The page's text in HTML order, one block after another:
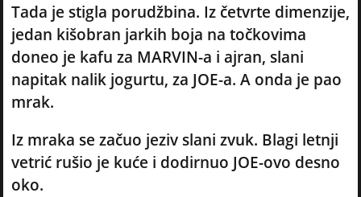
Tada je stigla porudžbina. Iz četvrte dimenzije,
jedan kišobran jarkih boja na točkovima
doneo je kafu za MARVIN-a i ajran, slani
napitak nalik jogurtu, za JOE-a. A onda je pao
mrak.
Iz mraka se začuo jeziv slani zvuk. Blagi letnji
vetrić rušio je kuće i dodirnuo JOE-ovo desno
oko.